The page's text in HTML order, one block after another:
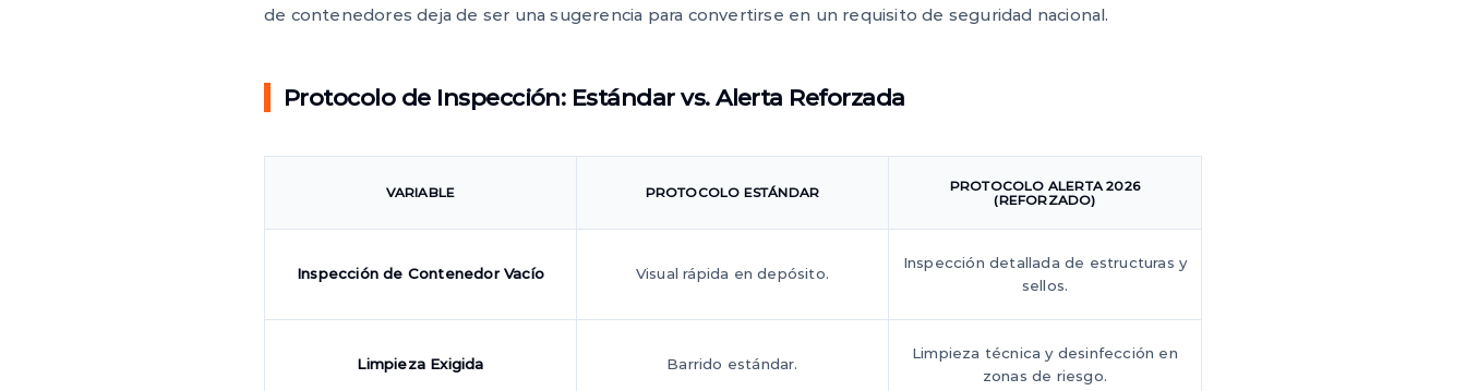
de contenedores deja de ser una sugerencia para convertirse en un requisito de seguridad nacional.
Protocolo de Inspección: Estándar vs. Alerta Reforzada
VARIABLE PROTOCOLO ESTÁNDAR
PROTOCOLO ALERTA 2026
(REFORZADO)
Inspección de Contenedor Vacío Visual rápida en depósito.
Inspección detallada de estructuras y
sellos.
Limpieza Exigida Barrido estándar.
Limpieza técnica y desinfección en
zonas de riesgo.